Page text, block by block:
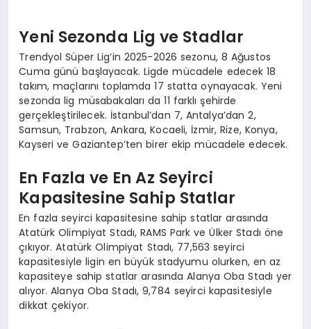
Yeni Sezonda Lig ve Stadlar
Trendyol Süper Lig’in 2025-2026 sezonu, 8 Ağustos
Cuma günü başlayacak. Ligde mücadele edecek 18
takım, maçlarını toplamda 17 statta oynayacak. Yeni
sezonda lig müsabakaları da 11 farklı şehirde
gerçekleştirilecek. İstanbul’dan 7, Antalya’dan 2,
Samsun, Trabzon, Ankara, Kocaeli, İzmir, Rize, Konya,
Kayseri ve Gaziantep’ten birer ekip mücadele edecek.
En Fazla ve En Az Seyirci
Kapasitesine Sahip Statlar
En fazla seyirci kapasitesine sahip statlar arasında
Atatürk Olimpiyat Stadı, RAMS Park ve Ülker Stadı öne
çıkıyor. Atatürk Olimpiyat Stadı, 77,563 seyirci
kapasitesiyle ligin en büyük stadyumu olurken, en az
kapasiteye sahip statlar arasında Alanya Oba Stadı yer
alıyor. Alanya Oba Stadı, 9,784 seyirci kapasitesiyle
dikkat çekiyor.